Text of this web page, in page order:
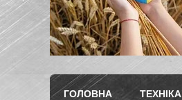
ГОЛОВНА ТЕХНІКА